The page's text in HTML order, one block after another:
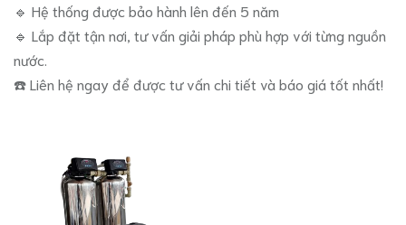
🔹 Hệ thống được bảo hành lên đến 5 năm
🔹 Lắp đặt tận nơi, tư vấn giải pháp phù hợp với từng nguồn
nước.
☎️ Liên hệ ngay để được tư vấn chi tiết và báo giá tốt nhất!